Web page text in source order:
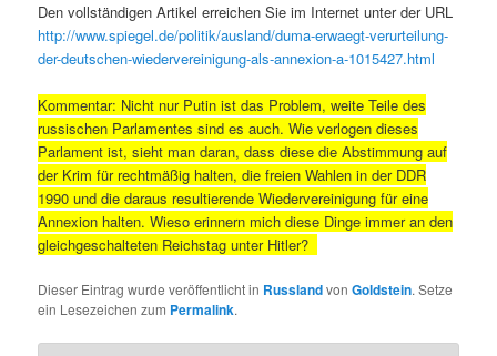
Den vollständigen Artikel erreichen Sie im Internet unter der URL
http://www.spiegel.de/politik/ausland/duma-erwaegt-verurteilung-
der-deutschen-wiedervereinigung-als-annexion-a-1015427.html
Kommentar: Nicht nur Putin ist das Problem, weite Teile des
russischen Parlamentes sind es auch. Wie verlogen dieses
Parlament ist, sieht man daran, dass diese die Abstimmung auf
der Krim für rechtmäßig halten, die freien Wahlen in der DDR
1990 und die daraus resultierende Wiedervereinigung für eine
Annexion halten. Wieso erinnern mich diese Dinge immer an den
gleichgeschalteten Reichstag unter Hitler?
Dieser Eintrag wurde veröffentlicht in RusslandvonGoldstein. Setze
ein Lesezeichen zum Permalink.